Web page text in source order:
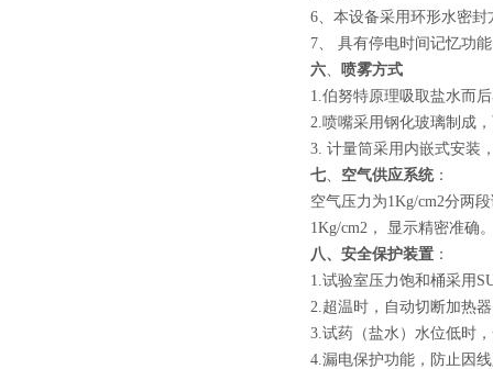
6、本设备采用环形水密
7、 具有停电时间记忆功
六、 喷雾方式
1.伯努特原理吸取盐水而
2.喷嘴采用钢化玻璃制成
3. 计量筒采用内嵌式安装
七、 空气供应系统：
空气压力为1Kg/cm2分两
1Kg/cm2， 显示精密准确
八、安全保护装置 ：
1.试验室压力饱和桶采用
2.超温时，自动切断加热
3.试药（盐水）水位低时
4.漏电保护功能，防止因